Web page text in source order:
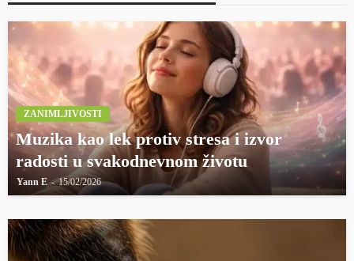
ZANIMLJIVOSTI
Muzika kao lek protiv stresa i izvor
radosti u svakodnevnom životu
Yann E 15/02/2026